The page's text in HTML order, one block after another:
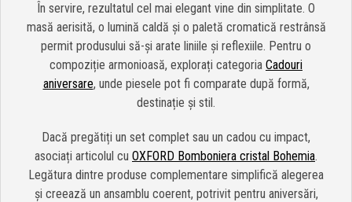
În servire, rezultatul cel mai elegant vine din simplitate. O
masă aerisită, o lumină caldă și o paletă cromatică restrânsă
permit produsului să-și arate liniile și reflexiile. Pentru o
compoziție armonioasă, explorați categoria Cadouri
aniversare, unde piesele pot fi comparate după formă,
destinație și stil.
Dacă pregătiți un set complet sau un cadou cu impact,
asociați articolul cu OXFORD Bomboniera cristal Bohemia.
Legătura dintre produse complementare simplifică alegerea
și creează un ansamblu coerent, potrivit pentru aniversări,